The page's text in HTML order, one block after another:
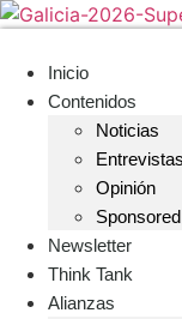
Skip
contentInicio
Contenidos
Noticias
Entrevistas
Opinión
Sponsored
Newsletter
Think Tank
Alianzas